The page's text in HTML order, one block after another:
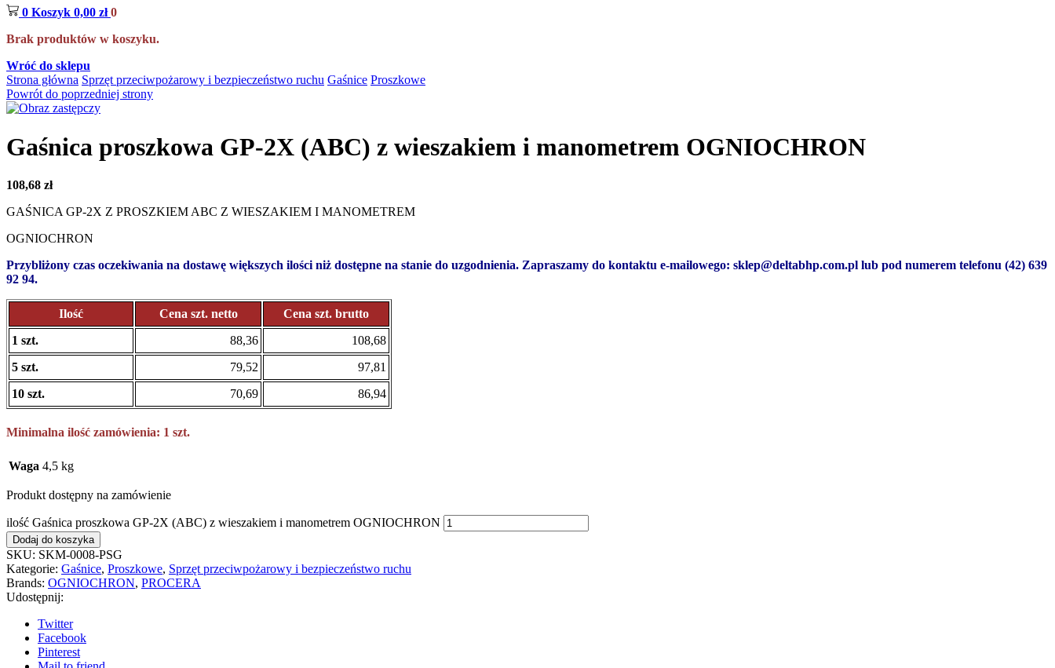
0 Koszyk 0,00 zł 0
Brak produktów w koszyku.
Wróć do sklepu
Strona główna Sprzęt przeciwpożarowy i bezpieczeństwo ruchu Gaśnice Proszkowe
Powrót do poprzedniej strony
Gaśnica proszkowa GP-2X (ABC) z wieszakiem i manometrem OGNIOCHRON
108,68 zł
GAŚNICA GP-2X Z PROSZKIEM ABC Z WIESZAKIEM I MANOMETREM
OGNIOCHRON
Przybliżony czas oczekiwania na dostawę większych ilości niż dostępne na stanie do uzgodnienia. Zapraszamy do kontaktu e-mailowego: sklep@deltabhp.com.pl lub pod numerem telefonu (42) 639
92 94.
Ilość Cena szt. netto
Cena szt. brutto
1 szt.
88,36
108,68
5 szt.
79,52
97,81
10 szt.
70,69 86,94
Minimalna ilość zamówienia: 1 szt.
Waga 4,5 kg
Produkt dostępny na zamówienie
ilość Gaśnica proszkowa GP-2X (ABC) z wieszakiem i manometrem OGNIOCHRON
Dodaj do koszyka
SKU: SKM-0008-PSG
Kategorie: Gaśnice, Proszkowe, Sprzęt przeciwpożarowy i bezpieczeństwo ruchu
Brands: OGNIOCHRON, PROCERA
Udostępnij:
Twitter
Facebook
Pinterest